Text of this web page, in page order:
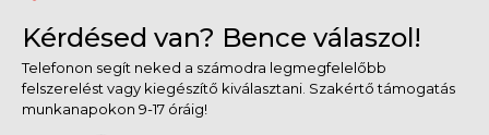
Kérdésed van? Bence válaszol!
Telefonon segít neked a számodra legmegfelelőbb
felszerelést vagy kiegészítő kiválasztani. Szakértő támogatás
munkanapokon 9-17 óráig!